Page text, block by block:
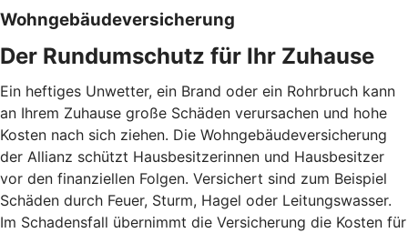
Wohngebäudeversicherung
Der Rundumschutz für Ihr Zuhause
Ein heftiges Unwetter, ein Brand oder ein Rohrbruch kann
an Ihrem Zuhause große Schäden verursachen und hohe
Kosten nach sich ziehen. Die Wohngebäudeversicherung
der Allianz schützt Hausbesitzerinnen und Hausbesitzer
vor den finanziellen Folgen. Versichert sind zum Beispiel
Schäden durch Feuer, Sturm, Hagel oder Leitungswasser.
Im Schadensfall übernimmt die Versicherung die Kosten für